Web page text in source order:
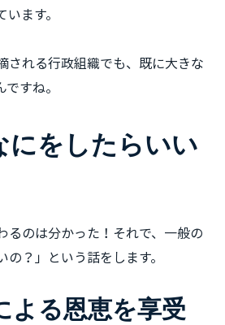
ます。
される行政組織でも、既に大きな
すね。
にをしたらいい
るのは分かった！それで、一般の
？」という話をします。
よる恩恵を享受